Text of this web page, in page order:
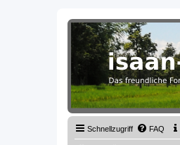
Thailand &
Das freundliche Forum über
Schnellzugriff FAQ